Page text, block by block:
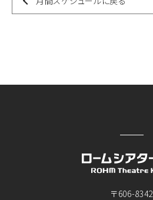
〒606-8342